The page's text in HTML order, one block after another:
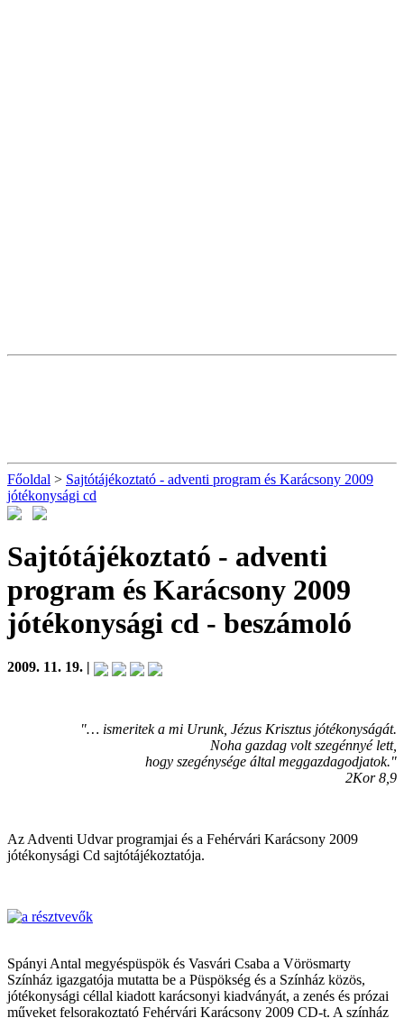
Főoldal > Sajtótájékoztató - adventi program és Karácsony 2009
jótékonysági cd
Sajtótájékoztató - adventi
program és Karácsony 2009
jótékonysági cd - beszámoló
2009. 11. 19. |
"… ismeritek a mi Urunk, Jézus Krisztus jótékonyságát.
Noha gazdag volt szegénnyé lett,
hogy szegénysége által meggazdagodjatok."
2Kor 8,9
Az Adventi Udvar programjai és a Fehérvári Karácsony 2009
jótékonysági Cd sajtótájékoztatója.
Spányi Antal megyéspüspök és Vasvári Csaba a Vörösmarty
Színház igazgatója mutatta be a Püspökség és a Színház közös,
jótékonysági céllal kiadott karácsonyi kiadványát, a zenés és prózai
műveket felsorakoztató Fehérvári Karácsony 2009 CD-t. A színház